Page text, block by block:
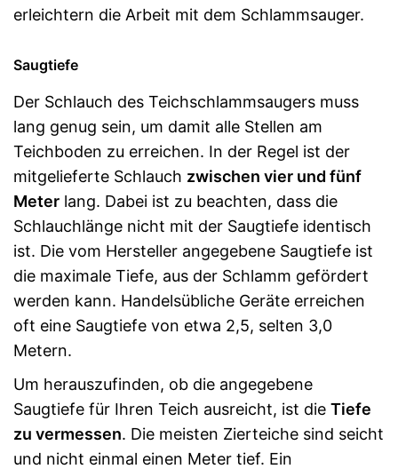
erleichtern die Arbeit mit dem Schlammsauger.
Saugtiefe
Der Schlauch des Teichschlammsaugers muss
lang genug sein, um damit alle Stellen am
Teichboden zu erreichen. In der Regel ist der
mitgelieferte Schlauch zwischen vier und fünf
Meter lang. Dabei ist zu beachten, dass die
Schlauchlänge nicht mit der Saugtiefe identisch
ist. Die vom Hersteller angegebene Saugtiefe ist
die maximale Tiefe, aus der Schlamm gefördert
werden kann. Handelsübliche Geräte erreichen
oft eine Saugtiefe von etwa 2,5, selten 3,0
Metern.
Um herauszufinden, ob die angegebene
Saugtiefe für Ihren Teich ausreicht, ist die Tiefe
zu vermessen. Die meisten Zierteiche sind seicht
und nicht einmal einen Meter tief. Ein